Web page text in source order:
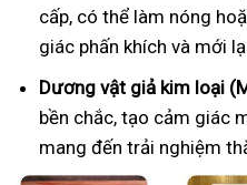
cấp, có thể làm nóng
giác phấn khích và mới
Dương vật giả kim loại
bền chắc, tạo cảm giác
mang đến trải nghiệm